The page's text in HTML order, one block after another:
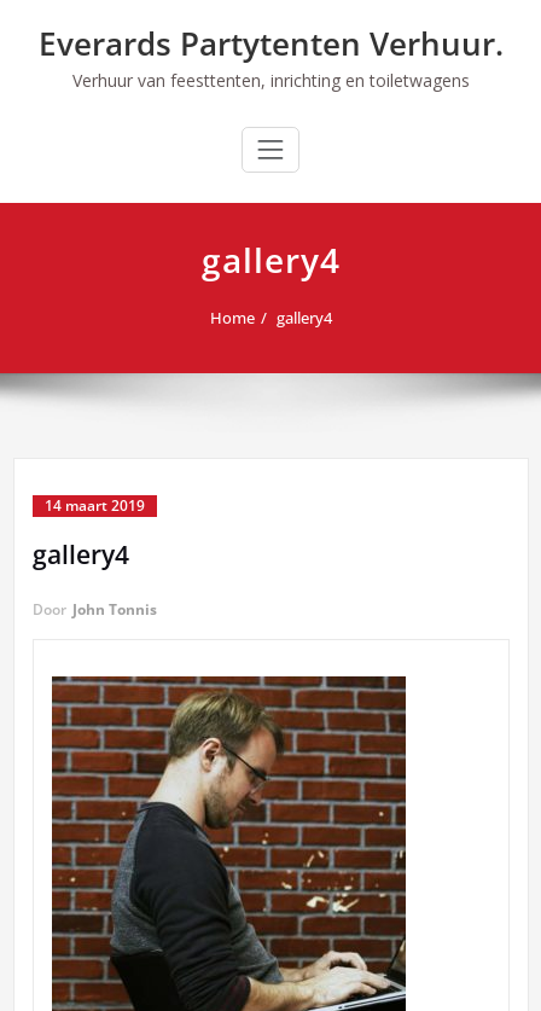
Everards Partytenten Verhuur.
Verhuur van feesttenten, inrichting en toiletwagens
gallery4
Home gallery4
14 maart 2019
gallery4
Door John Tonnis